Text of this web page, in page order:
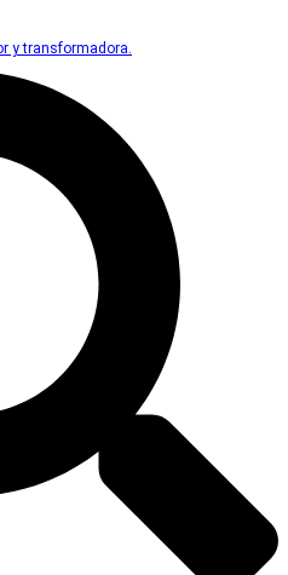
y transformadora.